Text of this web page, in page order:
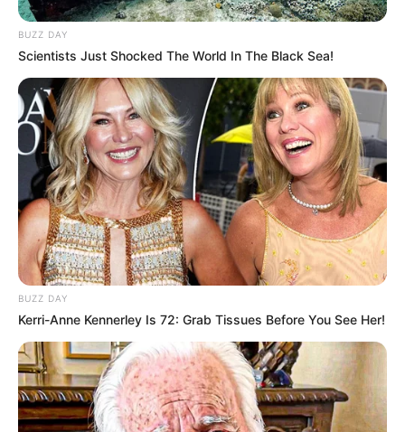
Щойно у Закарпатського Апеляційному суді
розпочалося слухання у справі вилучених влітку
BUZZ DAY
Scientists Just Shocked The World In The Black Sea!
BUZZ DAY
Kerri-Anne Kennerley Is 72: Grab Tissues Before You See Her!